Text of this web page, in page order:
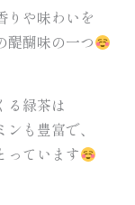
りや味わいを
醍醐味の一つ
る緑茶は
も豊富で、
っています